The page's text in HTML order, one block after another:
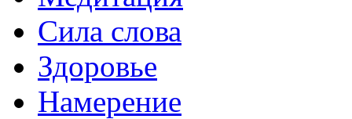
Сила слова
Здоровье
Намерение